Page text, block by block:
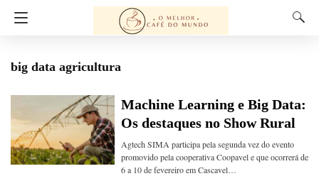
big data agricultura
Machine Learning e Big Data:
Os destaques no Show Rural
Agtech SIMA participa pela segunda vez do evento
promovido pela cooperativa Coopavel e que ocorrerá de
6 a 10 de fevereiro em Cascavel…